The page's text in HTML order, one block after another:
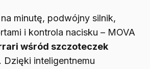
minutę, podwójny silnik,
i kontrola nacisku – MOVA
wśród szczoteczek
. Dzięki inteligentnemu